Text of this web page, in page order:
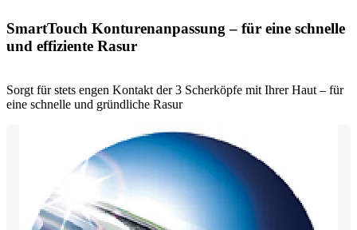
SmartTouch Konturenanpassung – für eine schnelle
und effiziente Rasur
Sorgt für stets engen Kontakt der 3 Scherköpfe mit Ihrer Haut – für
eine schnelle und gründliche Rasur